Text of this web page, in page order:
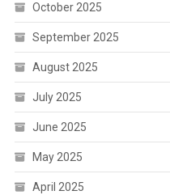
October 2025
September 2025
August 2025
July 2025
June 2025
May 2025
April 2025